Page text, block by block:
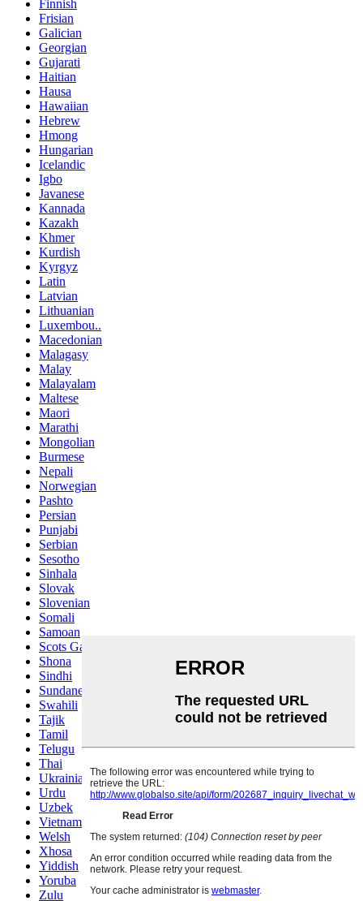
Finnish
Frisian
Galician
Georgian
Gujarati
Haitian
Hausa
Hawaiian
Hebrew
Hmong
Hungarian
Icelandic
Igbo
Javanese
Kannada
Kazakh
Khmer
Kurdish
Kyrgyz
Latin
Latvian
Lithuanian
Luxembou..
Macedonian
Malagasy
Malay
Malayalam
Maltese
Maori
Marathi
Mongolian
Burmese
Nepali
Norwegian
Pashto
Persian
Punjabi
Serbian
Sesotho
Sinhala
Slovak
Slovenian
Somali
Samoan
Scots Gaelic
Shona
Sindhi
Sundanese
Swahili
Tajik
Tamil
Telugu
Thai
Ukrainian
Urdu
Uzbek
Vietnamese
Welsh
Xhosa
Yiddish
Yoruba
Zulu